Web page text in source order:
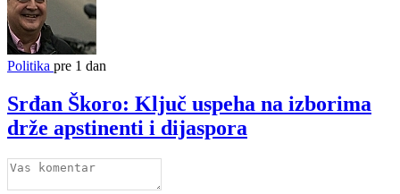
Politika pre 1 dan
Srđan Škoro: Ključ uspeha na izborima
drže apstinenti i dijaspora